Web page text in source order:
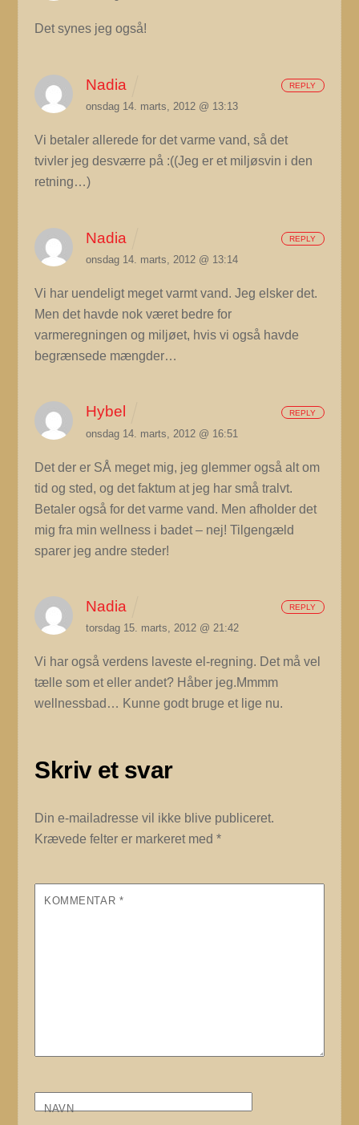
Det synes jeg også!
Nadia
onsdag 14. marts, 2012 @ 13:13
Vi betaler allerede for det varme vand, så det
tvivler jeg desværre på :((Jeg er et miljøsvin i den
retning…)
REPLY
Nadia
onsdag 14. marts, 2012 @ 13:14
Vi har uendeligt meget varmt vand. Jeg elsker det.
Men det havde nok været bedre for
varmeregningen og miljøet, hvis vi også havde
begrænsede mængder…
REPLY
Hybel
onsdag 14. marts, 2012 @ 16:51
Det der er SÅ meget mig, jeg glemmer også alt om
tid og sted, og det faktum at jeg har små tralvt.
Betaler også for det varme vand. Men afholder det
mig fra min wellness i badet – nej! Tilgengæld
sparer jeg andre steder!
REPLY
Nadia
torsdag 15. marts, 2012 @ 21:42
Vi har også verdens laveste el-regning. Det må vel
tælle som et eller andet? Håber jeg.Mmmm
wellnessbad… Kunne godt bruge et lige nu.
REPLY
Skriv et svar
Din e-mailadresse vil ikke blive publiceret.
Krævede felter er markeret med*
KOMMENTAR *
NAVN